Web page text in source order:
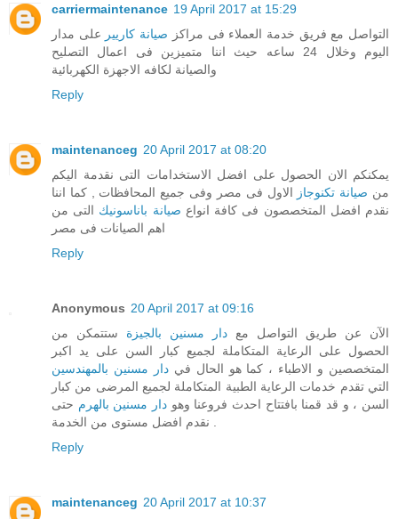
carriermaintenance 19 April 2017 at 15:29
التواصل مع فريق خدمة العملاء فى مراكز صيانة كاريير على مدار
اليوم وخلال 24 ساعه حيث اننا متميزين فى اعمال التصليح
والصيانة لكافه الاجهزة الكهربائية
Reply
maintenanceg 20 April 2017 at 08:20
يمكنكم الان الحصول على افضل الاستخدامات التى نقدمة اليكم
من صيانة تكنوجاز الاول فى مصر وفى جميع المحافظات , كما اننا
نقدم افضل المتخصصون فى كافة انواع صيانة باناسونيك التى من
اهم الصيانات فى مصر
Reply
Anonymous 20 April 2017 at 09:16
الآن عن طريق التواصل مع دار مسنين بالجيزة ستتمكن من
الحصول على الرعاية المتكاملة لجميع كبار السن على يد اكبر
المتخصصين و الاطباء ، كما هو الحال فيدار مسنين بالمهندسين
التي تقدم خدمات الرعاية الطبية المتكاملة لجميع المرضى من كبار
السن ، و قد قمنا بافتتاح احدث فروعنا وهو دار مسنين بالهرم حتى
نقدم افضل مستوى من الخدمة .
Reply
maintenanceg 20 April 2017 at 10:37